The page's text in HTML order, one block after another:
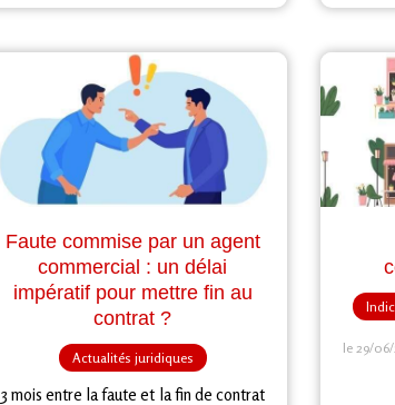
Faute commise par un agent
commercial : un délai
impératif pour mettre fin au
contrat ?
Actualités juridiques
3 mois entre la faute et la fin de contrat
le 29/